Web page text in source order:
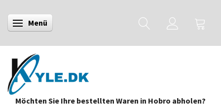
Anzeige ändern
Menü
Möchten Sie Ihre bestellten Waren in Hobro abholen?